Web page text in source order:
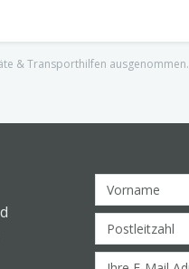
& Transporthilfen ausgenommen.